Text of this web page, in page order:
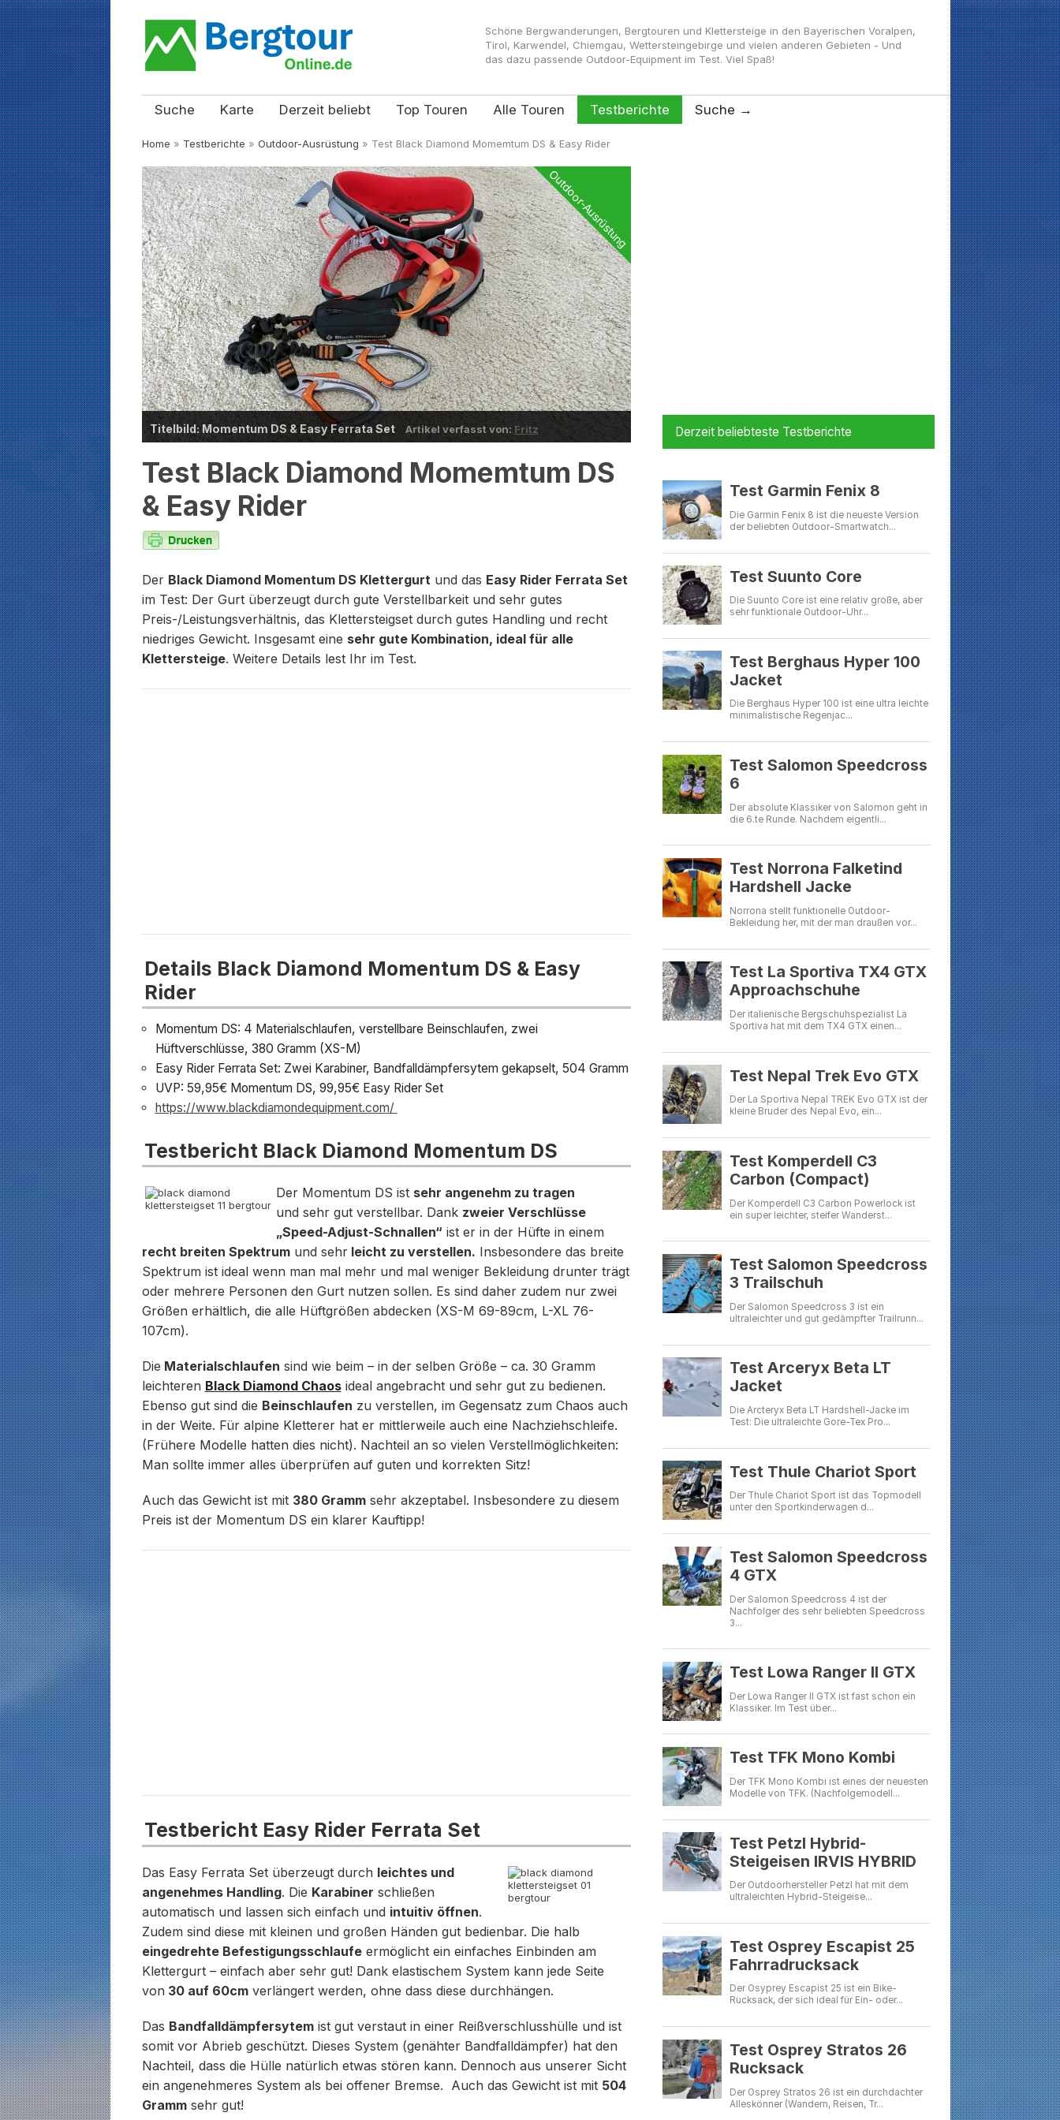
Schöne Bergwanderungen, Bergtouren und Klettersteige in den Bayerischen Voralpen,
Tirol, Karwendel, Chiemgau, Wettersteingebirge und vielen anderen Gebieten - Und
das dazu passende Outdoor-Equipment im Test. Viel Spaß!
Suche Karte Derzeit beliebt Top Touren Alle Touren Testberichte Suche →
Home » Testberichte » Outdoor-Ausrüstung » Test Black Diamond Momemtum DS & Easy Rider
Outdoor-Ausrüstung
Titelbild: Momentum DS & Easy Ferrata Set Artikel verfasst von: Fritz
Test Black Diamond Momemtum DS
& Easy Rider
Der Black Diamond Momentum DS Klettergurtund das Easy Rider Ferrata Set
im Test: Der Gurt überzeugt durch gute Verstellbarkeit und sehr gutes
Preis-/Leistungsverhältnis, das Klettersteigset durch gutes Handling und recht
niedriges Gewicht. Insgesamt eine sehr gute Kombination, ideal für alle
Klettersteige. Weitere Details lest Ihr im Test.
Details Black Diamond Momentum DS & Easy
Rider
Momentum DS: 4 Materialschlaufen, verstellbare Beinschlaufen, zwei
Hüftverschlüsse, 380 Gramm (XS-M)
Easy Rider Ferrata Set: Zwei Karabiner, Bandfalldämpfersytem gekapselt, 504 Gramm
UVP: 59,95€ Momentum DS, 99,95€ Easy Rider Set
https://www.blackdiamondequipment.com/
Testbericht Black Diamond Momentum DS
Der Momentum DS ist sehr angenehm zu tragen
und sehr gut verstellbar. Dank zweier Verschlüsse
„Speed-Adjust-Schnallen“ ist er in der Hüfte in einem
recht breiten Spektrumund sehrleicht zu verstellen. Insbesondere das breite
Spektrum ist ideal wenn man mal mehr und mal weniger Bekleidung drunter trägt
oder mehrere Personen den Gurt nutzen sollen. Es sind daher zudem nur zwei
Größen erhältlich, die alle Hüftgrößen abdecken (XS-M 69-89cm, L-XL 76-
107cm).
Die Materialschlaufen sind wie beim – in der selben Größe – ca. 30 Gramm
leichteren Black Diamond Chaosideal angebracht und sehr gut zu bedienen.
Ebenso gut sind die Beinschlaufen zu verstellen, im Gegensatz zum Chaos auch
in der Weite. Für alpine Kletterer hat er mittlerweile auch eine Nachziehschleife.
(Frühere Modelle hatten dies nicht). Nachteil an so vielen Verstellmöglichkeiten:
Man sollte immer alles überprüfen auf guten und korrekten Sitz!
Auch das Gewicht ist mit 380 Grammsehr akzeptabel. Insbesondere zu diesem
Preis ist der Momentum DS ein klarer Kauftipp!
Testbericht Easy Rider Ferrata Set
Das Easy Ferrata Set überzeugt durch leichtes und
angenehmes Handling. Die Karabiner schließen
automatisch und lassen sich einfach und intuitiv öffnen.
Zudem sind diese mit kleinen und großen Händen gut bedienbar. Die halb
eingedrehte Befestigungsschlaufeermöglicht ein einfaches Einbinden am
Klettergurt – einfach aber sehr gut! Dank elastischem System kann jede Seite
von 30 auf 60cmverlängert werden, ohne dass diese durchhängen.
Das Bandfalldämpfersytemist gut verstaut in einer Reißverschlusshülle und ist
somit vor Abrieb geschützt. Dieses System (genähter Bandfalldämpfer) hat den
Nachteil, dass die Hülle natürlich etwas stören kann. Dennoch aus unserer Sicht
ein angenehmeres System als bei offener Bremse. Auch das Gewicht ist mit 504
Grammsehr gut!
Derzeit beliebteste Testberichte